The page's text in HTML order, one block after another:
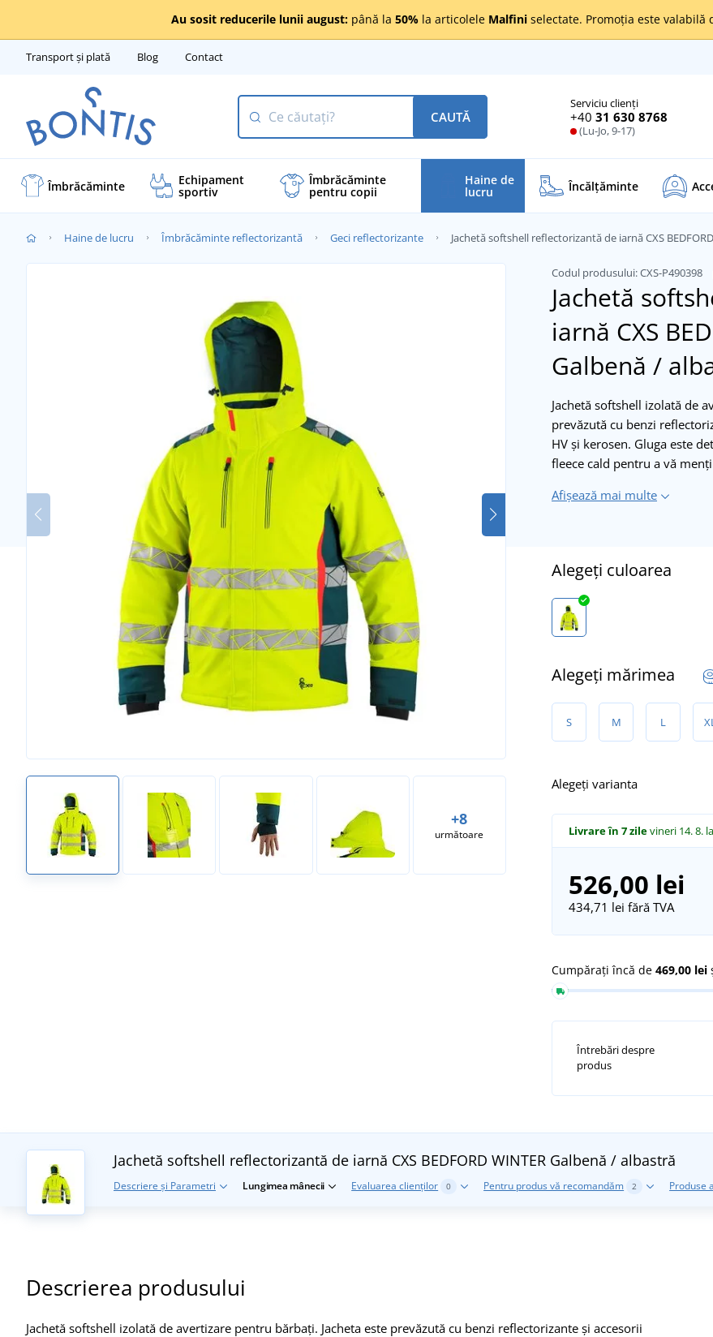
Au sosit reducerile lunii august: până la 50% la articolele Malfini selectate. Promoția este valabilă
Transport și plată Blog Contact
Serviciu clienți
+40 31 630 8768
(Lu-Jo, 9-17)
CAUTĂ
Îmbrăcăminte Echipament
sportiv
Îmbrăcăminte
pentru copii
Haine de
lucru Încălţăminte
Haine de lucru Îmbrăcăminte reflectorizantă Geci reflectorizante Jachetă softshell reflectorizantă de iarnă CXS
Codul produsului:CXS-P490398
Jachetă
iarnă CXS
Galbenă /
+8
următoare
Jachetă softshell izolată de
prevăzută cu benzi
HV și kerosen. Gluga este
fleece cald pentru a vă
Afișează mai multe
Alegeți culoarea
Alegeți mărimea
S M L
Alegeți varianta
Livrare în 7 zilevineri 14. 8.
526,00 lei
434,71 lei fără TVA
Cumpărați încă de 469,00 lei
Întrebări despre
produs
Jachetă softshell reflectorizantă de iarnă CXS BEDFORD WINTER Galbenă / albastră
Descriere și Parametri Lungimea mânecii Evaluarea clienților 0 Pentru produs vă recomandăm 2 Produse
Descrierea produsului
Jachetă softshell izolată de avertizare pentru bărbați. Jacheta este prevăzută cu benzi reflectorizante și accesorii